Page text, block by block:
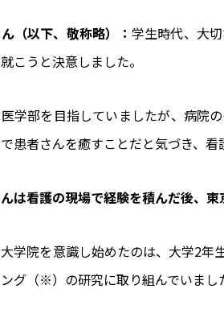
（以下、敬称略）： 学生時代、大
こうと決意しました。
学部を目指していましたが、病院
患者さんを癒すことだと気づき、
んは看護の現場で経験を積んだ後
大学院を意識し始めたのは、大学2年
グ（※）の研究に取り組んでいまし